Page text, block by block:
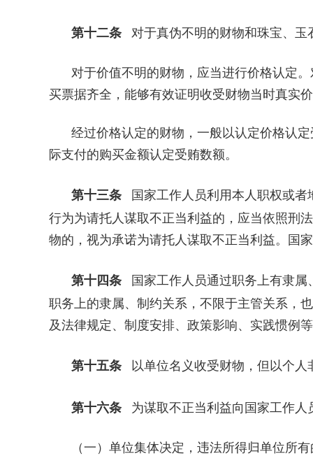
第十二条 对于真伪不明的财物和珠宝、
对于价值不明的财物，应当进行价格认定
买票据齐全，能够有效证明收受财物当时真实
经过价格认定的财物，一般以认定价格认
际支付的购买金额认定受贿数额。
第十三条
国家工作人员利用本人职权或
行为为请托人谋取不正当利益的，应当依照刑
物的，视为承诺为请托人谋取不正当利益。国
第十四条
国家工作人员通过职务上有隶
职务上的隶属、制约关系，不限于主管关系，
及法律规定、制度安排、政策影响、实践惯例
第十五条 以单位名义收受财物，但以个人
第十六条 为谋取不正当利益向国家工作人
（一）单位集体决定，违法所得归单位所